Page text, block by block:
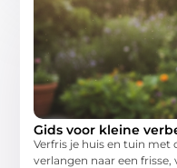
Gids voor kleine
Verfris je huis en tuin met
verlangen naar een